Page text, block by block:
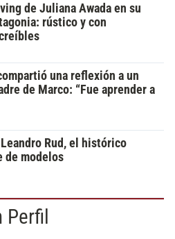
de Juliana Awada en su
rústico y con
una reflexión a un
de Marco: “Fue aprender a
Rud, el histórico
de modelos